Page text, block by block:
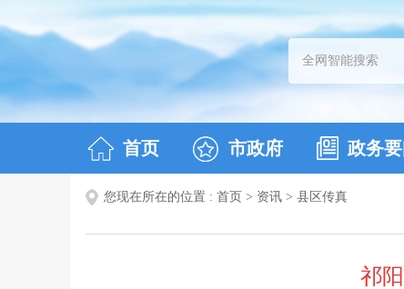
首页 市政府 政务要
您现在所在的位置 : 首页 > 资讯 > 县区传真
祁